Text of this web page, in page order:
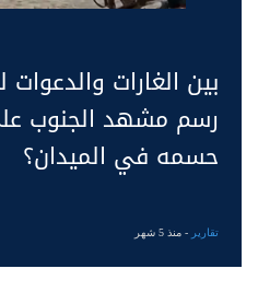
بين الغارات
رسم مشهد الجنوب
حسمه في الميدان؟
تقارير - منذ 5 شهر